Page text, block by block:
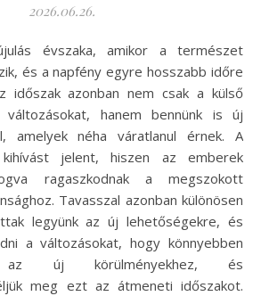
2026.06.26.
és a napfény egyre hosszabb időre
időszak azonban nem csak a külső
hanem bennünk is új
amelyek néha váratlanul érnek. A
jelent, hiszen az emberek
ragaszkodnak a megszokott
Tavasszal azonban különösen
legyünk az új lehetőségekre, és
a változásokat, hogy könnyebben
az új körülményekhez, és
meg ezt az átmeneti időszakot.